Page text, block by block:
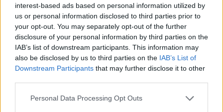
interest-based ads based on personal information utilized by
us or personal information disclosed to third parties prior to
your opt-out. You may separately opt-out of the further
disclosure of your personal information by third parties on the
IAB’s list of downstream participants. This information may
also be disclosed by us to third parties on the IAB’s List of
Downstream Participants that may further disclose it to other
Please note that this website/app uses one or more Google
Personal Data Processing Opt Outs